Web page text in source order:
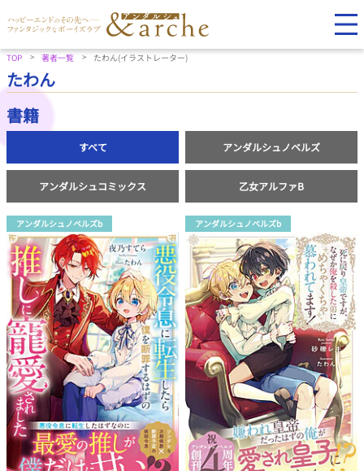
TOP 著者一覧 たわん(イラストレーター)
たわん
書籍
すべて アンダルシュノベルズ
アンダルシュコミックス 乙女アルファB
アンダルシュノベルズb アンダルシュノベルズb